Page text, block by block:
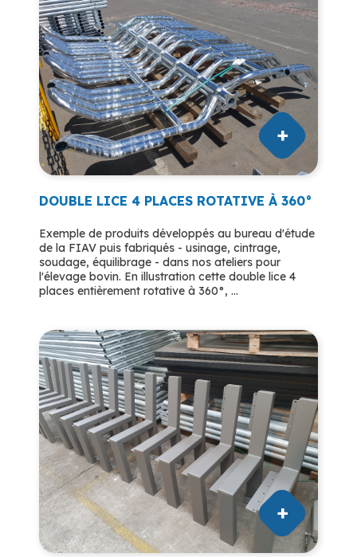
DOUBLE LICE 4 PLACES ROTATIVE À 360°
Exemple de produits développés au bureau d'étude
de la FIAV puis fabriqués - usinage, cintrage,
soudage, équilibrage - dans nos ateliers pour
l'élevage bovin. En illustration cette double lice 4
places entièrement rotative à 360°, ...